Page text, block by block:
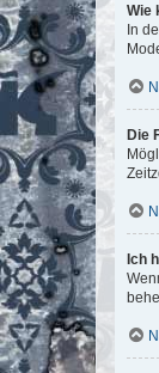
Wie
In
Die
Ich